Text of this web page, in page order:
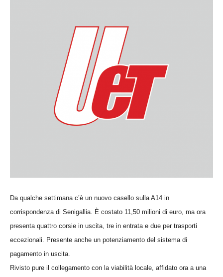
Da qualche settimana c’è un nuovo casello sulla A14 in
corrispondenza di Senigallia. È costato 11,50 milioni di euro, ma ora
presenta quattro corsie in uscita, tre in entrata e due per trasporti
eccezionali. Presente anche un potenziamento del sistema di
pagamento in uscita.
Rivisto pure il collegamento con la viabilità locale, affidato ora a una